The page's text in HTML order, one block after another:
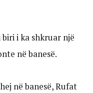
i ka shkruar një
në banesë.
në banesë, Rufat